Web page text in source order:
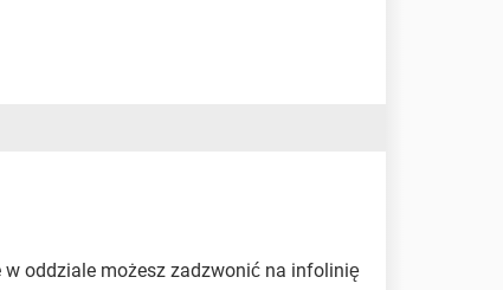
oddziale możesz zadzwonić na infolinię